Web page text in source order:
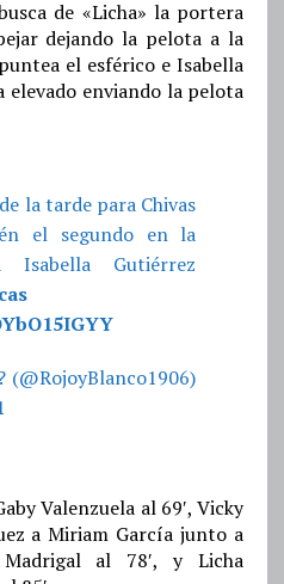
de «Licha» la portera
dejando la pelota a la
el esférico e Isabella
enviando la pelota
de la tarde para Chivas
el segundo en la
Isabella Gutiérrez
(@RojoyBlanco1906)
Valenzuela al 69′, Vicky
a Miriam García junto a
al 78′, y Licha